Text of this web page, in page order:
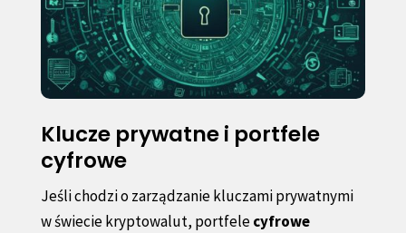
Klucze prywatne i portfele
cyfrowe
Jeśli chodzi o zarządzanie kluczami prywatnymi
w świecie kryptowalut, portfelecyfrowe